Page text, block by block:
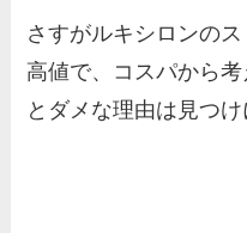
さすがルキシロンの
高値で、コスパから
とダメな理由は見つ